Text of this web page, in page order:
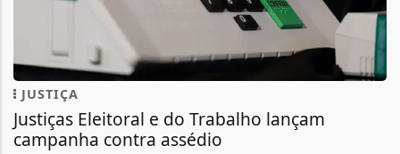
JUSTIÇA
Justiças Eleitoral e do Trabalho lançam
campanha contra assédio